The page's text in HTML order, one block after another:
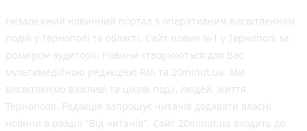
Незалежний новинний портал з оперативним висвітленням
подій у Тернополі та області. Сайт новин №1 у Тернополі за
розміром аудиторії. Новини створюються для Вас
мультимедійною редакцією RIA та 20minut.ua. Ми
висвітлюємо важливі та цікаві події, людей, життя
Тернополя. Редакція запрошує читачів додавати власні
новини в розділ "Від читачів". Сайт 20minut.ua входить до